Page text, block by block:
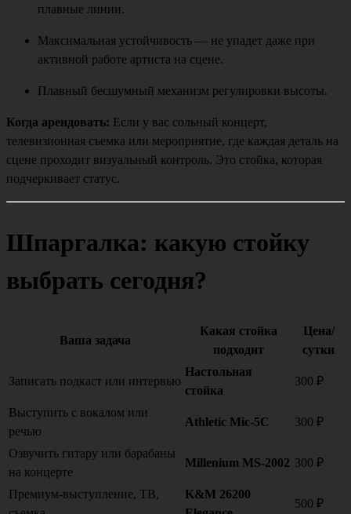
плавные линии.
Максимальная устойчивость — не упадет даже при
активной работе артиста на сцене.
Плавный бесшумный механизм регулировки высоты.
Когда арендовать: Если у вас сольный концерт,
телевизионная съемка или мероприятие, где каждая деталь на
сцене проходит визуальный контроль. Это стойка, которая
подчеркивает статус.
Шпаргалка: какую стойку
выбрать сегодня?
Ваша задача
Какая стойка
подходит
Цена/
сутки
Записать подкаст или интервью
Настольная
стойка
300 ₽
Выступить с вокалом или
речью
Athletic Mic-5C 300 ₽
Озвучить гитару или барабаны
на концерте
Millenium MS-2002 300 ₽
Премиум-выступление, ТВ,
K&M 26200
500 ₽